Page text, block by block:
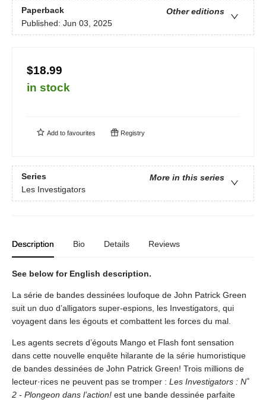
Paperback
Other editions
Published: Jun 03, 2025
$18.99
in stock
Add to favourites Registry
Series
More in this series
Les Investigators
Description Bio Details Reviews
See below for English description.
La série de bandes dessinées loufoque de John Patrick Green
suit un duo d’alligators super-espions, les Investigators, qui
voyagent dans les égouts et combattent les forces du mal.
Les agents secrets d’égouts Mango et Flash font sensation
dans cette nouvelle enquête hilarante de la série humoristique
de bandes dessinées de John Patrick Green! Trois millions de
lecteur·rices ne peuvent pas se tromper : Les Investigators : N˚
2 - Plongeon dans l’action! est une bande dessinée parfaite